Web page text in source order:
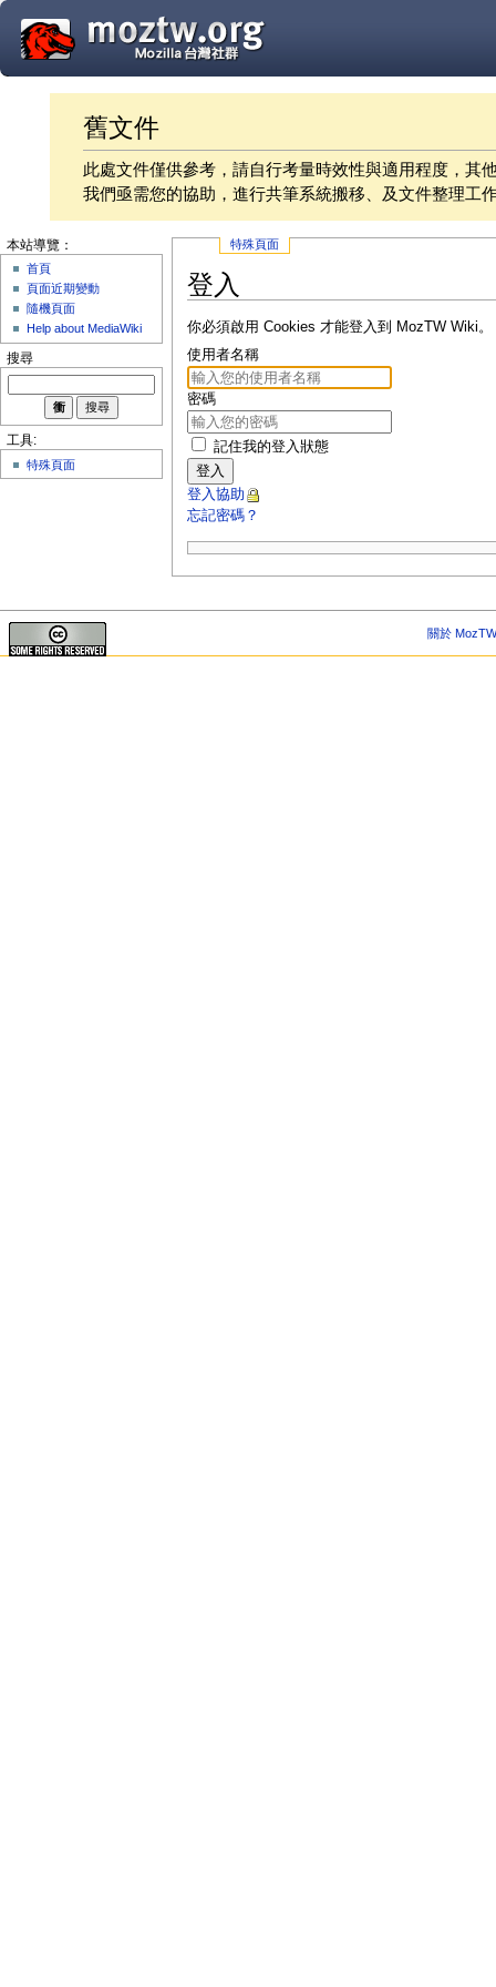
舊文件
此處文件僅供參考，請自行考量時效性與適用程度，其
我們亟需您的協助，進行共筆系統搬移、及文件整理工
特殊頁面
登入
你必須啟用 Cookies 才能登入到 MozTW Wiki。
使用者名稱
密碼
記住我的登入狀態
登入
登入協助
忘記密碼？
本站導覽：
首頁
頁面近期變動
隨機頁面
Help about MediaWiki
搜尋
工具:
特殊頁面
關於